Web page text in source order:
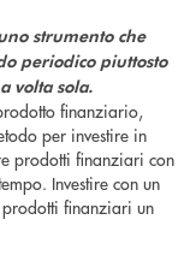
strumento che
periodico piuttosto
volta sola.
finanziario,
per investire in
prodotti finanziari con
Investire con un
prodotti finanziari un